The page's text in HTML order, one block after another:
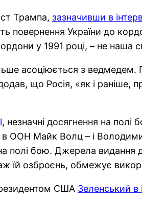
Трампа, зазначивши в
повернення України до
у 1991 році, – не наша
асоціюється з
що Росія, «як і раніше,
, незначні досягнення на
ООН Майк Волц – і
полі бою. Джерела
їй озброєнь, обмежує
США Зеленський в